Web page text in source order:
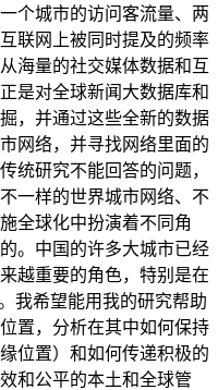
个城市的访问客流量、两
联网上被同时提及的频率
海量的社交媒体数据和互
是对全球新闻大数据库和
，并通过这些全新的数据
网络，并寻找网络里面的
统研究不能回答的问题，
一样的世界城市网络、不
全球化中扮演着不同角
。中国的许多大城市已经
越重要的角色，特别是在
我希望能用我的研究帮助
置，分析在其中如何保持
位置）和如何传递积极的
和公平的本土和全球管